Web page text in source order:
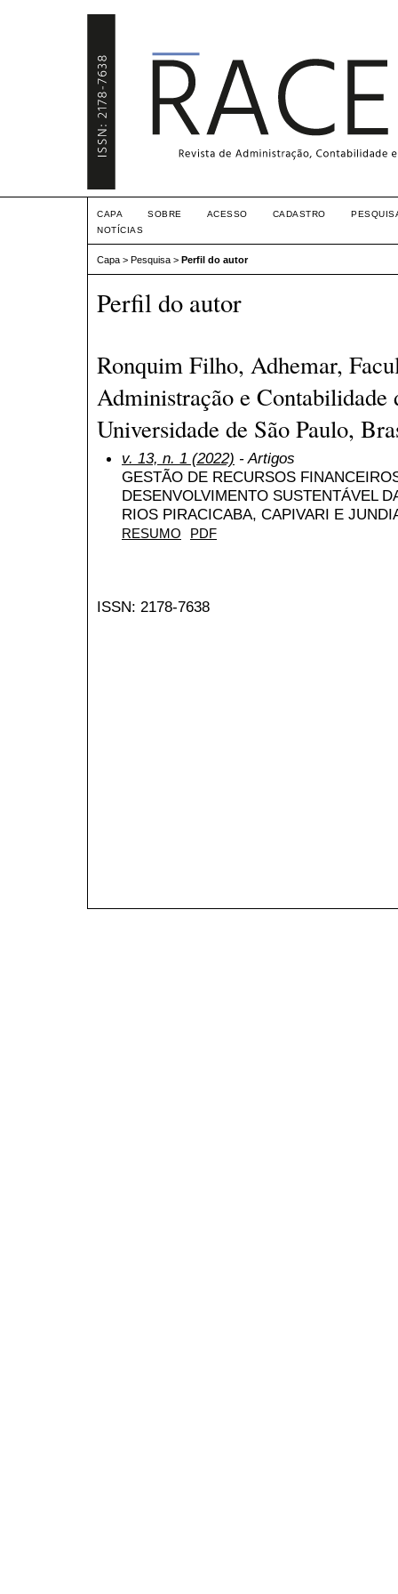
CAPA SOBRE ACESSO CADASTRO
NOTÍCIAS
Capa > Pesquisa > Perfil do autor
Perfil do autor
Ronquim Filho, Adhemar,
Administração e Contabilidade
Universidade de São Paulo,
v. 13, n. 1 (2022) - Artigos
GESTÃO DE RECURSOS
DESENVOLVIMENTO SUSTENTÁVEL
RIOS PIRACICABA, CAPIVARI E
RESUMO PDF
ISSN: 2178-7638